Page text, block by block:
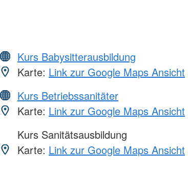
Kurs Babysitterausbildung
Karte: Link zur Google Maps Ansicht
Kurs Betriebssanitäter
Karte: Link zur Google Maps Ansicht
Kurs Sanitätsausbildung
Karte: Link zur Google Maps Ansicht